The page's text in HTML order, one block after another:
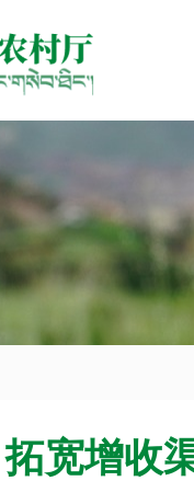
宽增收